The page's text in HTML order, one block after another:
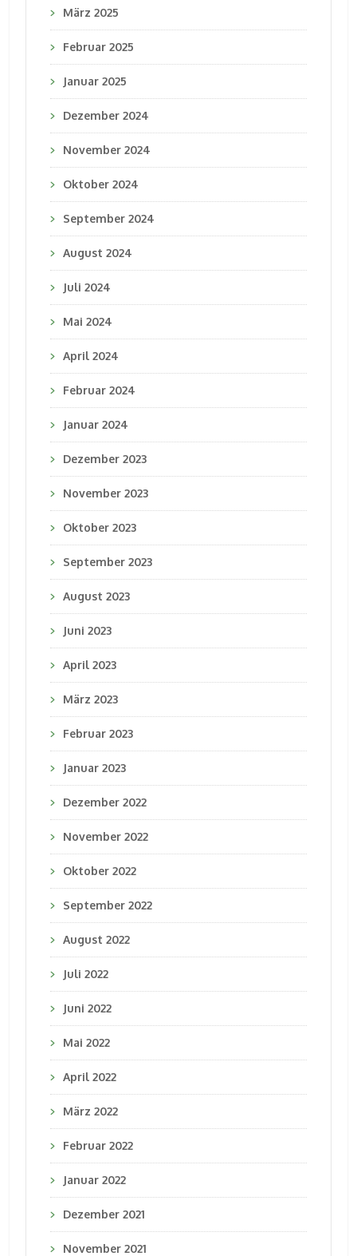
März 2025
Februar 2025
Januar 2025
Dezember 2024
November 2024
Oktober 2024
September 2024
August 2024
Juli 2024
Mai 2024
April 2024
Februar 2024
Januar 2024
Dezember 2023
November 2023
Oktober 2023
September 2023
August 2023
Juni 2023
April 2023
März 2023
Februar 2023
Januar 2023
Dezember 2022
November 2022
Oktober 2022
September 2022
August 2022
Juli 2022
Juni 2022
Mai 2022
April 2022
März 2022
Februar 2022
Januar 2022
Dezember 2021
November 2021